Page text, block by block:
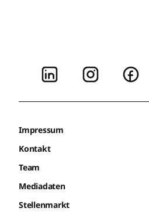
Impressum
Kontakt
Team
Mediadaten
Stellenmarkt